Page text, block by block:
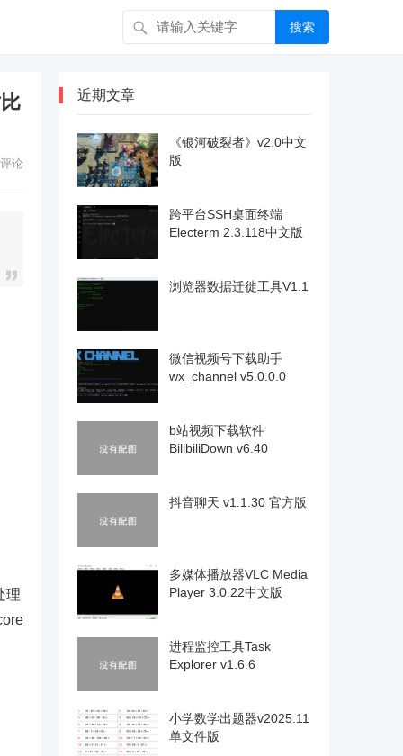
搜索
评论
理
近期文章
《银河破裂者》v2.0中文
版
跨平台SSH桌面终端
Electerm 2.3.118中文版
浏览器数据迁徙工具V1.1
微信视频号下载助手
wx_channel v5.0.0.0
b站视频下载软件
BilibiliDown v6.40
抖音聊天 v1.1.30 官方版
多媒体播放器VLC Media
Player 3.0.22中文版
进程监控工具Task
Explorer v1.6.6
小学数学出题器v2025.11
单文件版